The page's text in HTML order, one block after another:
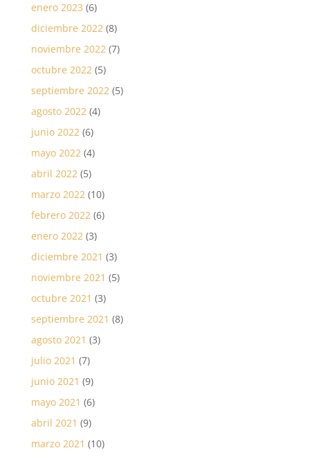
enero 2023 (6)
diciembre 2022(8)
noviembre 2022(7)
octubre 2022(5)
septiembre 2022(5)
agosto 2022(4)
junio 2022(6)
mayo 2022(4)
abril 2022(5)
marzo 2022(10)
febrero 2022(6)
enero 2022(3)
diciembre 2021 (3)
noviembre 2021 (5)
octubre 2021 (3)
septiembre 2021 (8)
agosto 2021 (3)
julio 2021 (7)
junio 2021 (9)
mayo 2021 (6)
abril 2021 (9)
marzo 2021 (10)